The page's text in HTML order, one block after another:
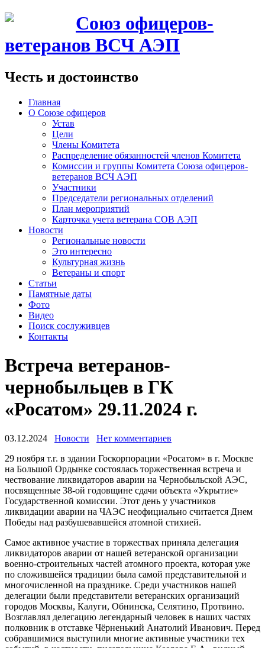
Союз офицеров-
ветеранов ВСЧ АЭП
Честь и достоинство
Главная
О Союзе офицеров
Устав
Цели
Члены Комитета
Распределение обязанностей членов Комитета
Комиссии и группы Комитета Союза офицеров-
ветеранов ВСЧ АЭП
Участники
Председатели региональных отделений
План мероприятий
Карточка учета ветерана CОВ АЭП
Новости
Региональные новости
Это интересно
Культурная жизнь
Ветераны и спорт
Статьи
Памятные даты
Фото
Видео
Поиск сослуживцев
Контакты
Встреча ветеранов-
чернобыльцев в ГК
«Росатом» 29.11.2024 г.
03.12.2024 Новости
Нет комментариев
29 ноября т.г. в здании Госкорпорации «Росатом» в г. Москве
на Большой Ордынке состоялась торжественная встреча и
чествование ликвидаторов аварии на Чернобыльской АЭС,
посвященные 38-ой годовщине сдачи объекта «Укрытие»
Государственной комиссии. Этот день у участников
ликвидации аварии на ЧАЭС неофициально считается Днем
Победы над разбушевавшейся атомной стихией.
Самое активное участие в торжествах приняла делегация
ликвидаторов аварии от нашей ветеранской организации
военно-строительных частей атомного проекта, которая уже
по сложившейся традиции была самой представительной и
многочисленной на празднике. Среди участников нашей
делегации были представители ветеранских организаций
городов Москвы, Калуги, Обнинска, Селятино, Протвино.
Возглавлял делегацию легендарный человек в наших частях
полковник в отставке Чёрненький Анатолий Иванович. Перед
собравшимися выступили многие активные участники тех